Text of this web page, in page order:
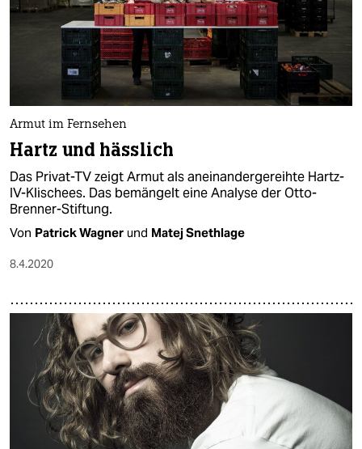
Armut im Fernsehen
Hartz und hässlich
Das Privat-TV zeigt Armut als aneinandergereihte Hartz-
IV-Klischees. Das bemängelt eine Analyse der Otto-
Brenner-Stiftung.
Von Patrick Wagner und Matej Snethlage
8.4.2020